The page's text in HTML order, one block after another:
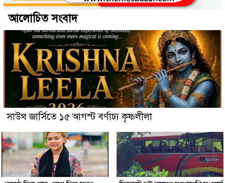
আলোচিত সংবাদ
সাউথ জার্সিতে ১৫ আগস্ট বর্ণাঢ্য কৃষ্ণলীলা